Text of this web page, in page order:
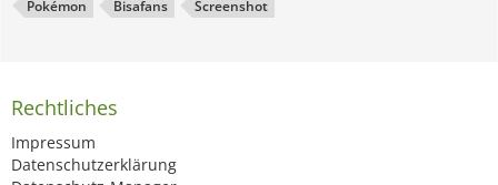
Pokémon Bisafans Screenshot
Rechtliches
Impressum
Datenschutzerklärung